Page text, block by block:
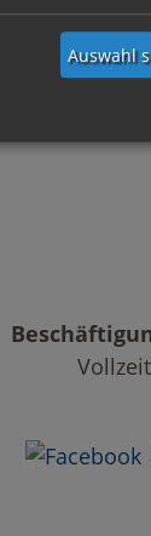
die sich
die
Vollzeit
Auswahl